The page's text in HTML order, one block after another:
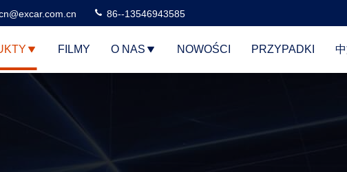
86--13546943585
FILMY O NAS NOWOŚCI PRZYPADKI